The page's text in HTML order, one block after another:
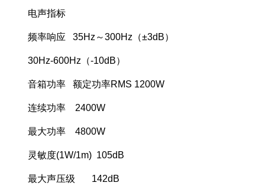
电声指标
频率响应 35Hz～300Hz（±3dB）
30Hz-600Hz（-10dB）
音箱功率 额定功率RMS 1200W
连续功率 2400W
最大功率 4800W
灵敏度(1W/1m) 105dB
最大声压级 142dB